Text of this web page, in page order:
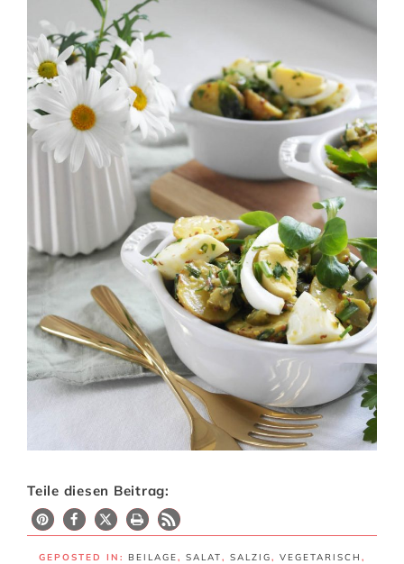
Teile diesen Beitrag:
41
GEPOSTED IN: BEILAGE, SALAT, SALZIG, VEGETARISCH ,